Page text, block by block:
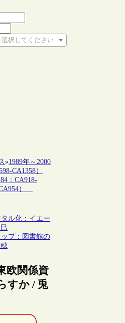
択してください
ださい
»1989年～2000
CA1358）
：CA918-
）
ル化：イエー
プ：図書館の
欧関係資
すか / 兎